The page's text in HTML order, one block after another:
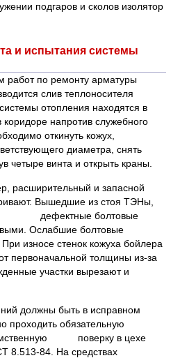
подгаров и сколов изолятор
и испытания системы
работ по ремонту арматуры
слив теплоносителя
отопления находятся в
напротив служебного
откинуть кожух,
диаметра, снять
четыре винта и открыть краны.
расширительный и запасной
Вышедшие из стоя ТЭНы,
дефектные болтовые
Ослабшие болтовые
износе стенок кожуха бойлера
первоначальной толщины из-за
участки вырезают и
должны быть в исправном
проходить обязательную
поверку в цехе
8.513-84. На средствах